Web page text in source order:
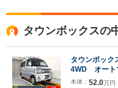
タウンボックスの
タウンボッ
4WD オート
本体： 52.0万円